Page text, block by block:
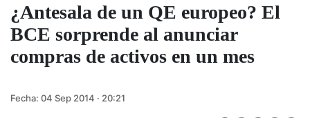
¿Antesala de un QE europeo? El
BCE sorprende al anunciar
compras de activos en un mes
Fecha: 04 Sep 2014 · 20:21